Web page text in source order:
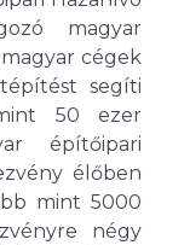
magyar
cégek
segíti
50 ezer
építőipari
élőben
mint 5000
négy